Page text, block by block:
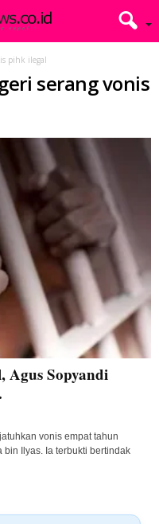
pihk ilegal
serang vonis
Agus Sopyandi
vonis empat tahun
Ilyas. Ia terbukti bertindak